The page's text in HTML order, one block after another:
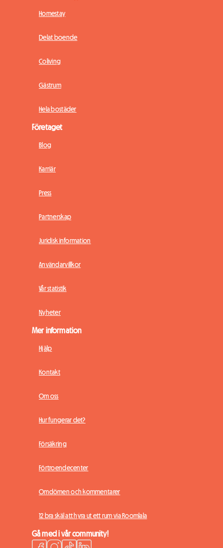
Homestay
Delat boende
Coliving
Gästrum
Hela bostäder
Företaget
Blog
Karriär
Press
Partnerskap
Juridisk information
Användarvillkor
Vår statistik
Nyheter
Mer information
Hjälp
Kontakt
Om oss
Hur fungerar det?
Försäkring
Förtroendecenter
Omdömen och kommentarer
12 bra skäl att hyra ut ett rum via Roomlala
Gå med i vår community!